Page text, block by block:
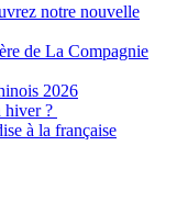
notre nouvelle
de La Compagnie
2026
hiver ?
à la française